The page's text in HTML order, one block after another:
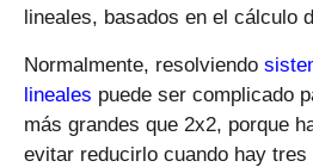
lineales, basados ​​en el cálculo
Normalmente, resolviendo
lineales puede ser complicado
más grandes que 2x2, porque
evitar reducirlo cuando hay